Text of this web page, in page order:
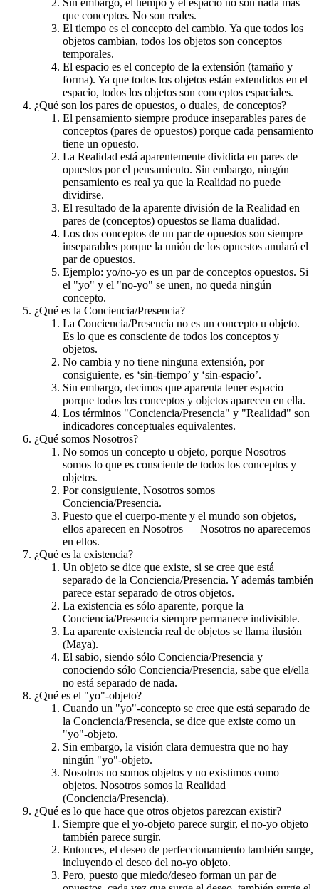
que conceptos. No son reales.
El tiempo es el concepto del cambio. Ya que todos los
objetos cambian, todos los objetos son conceptos
temporales.
El espacio es el concepto de la extensión (tamaño y
forma). Ya que todos los objetos están extendidos en el
espacio, todos los objetos son conceptos espaciales.
¿Qué son los pares de opuestos, o duales, de conceptos?
El pensamiento siempre produce inseparables pares de
conceptos (pares de opuestos) porque cada pensamiento
tiene un opuesto.
La Realidad está aparentemente dividida en pares de
opuestos por el pensamiento. Sin embargo, ningún
pensamiento es real ya que la Realidad no puede
dividirse.
El resultado de la aparente división de la Realidad en
pares de (conceptos) opuestos se llama dualidad.
Los dos conceptos de un par de opuestos son siempre
inseparables porque la unión de los opuestos anulará el
par de opuestos.
Ejemplo: yo/no-yo es un par de conceptos opuestos. Si
el "yo" y el "no-yo" se unen, no queda ningún
concepto.
¿Qué es la Conciencia/Presencia?
La Conciencia/Presencia no es un concepto u objeto.
Es lo que es consciente de todos los conceptos y
objetos.
No cambia y no tiene ninguna extensión, por
consiguiente, es ‘sin-tiempo’ y ‘sin-espacio’.
Sin embargo, decimos que aparenta tener espacio
porque todos los conceptos y objetos aparecen en ella.
Los términos "Conciencia/Presencia" y "Realidad" son
indicadores conceptuales equivalentes.
¿Qué somos Nosotros?
No somos un concepto u objeto, porque Nosotros
somos lo que es consciente de todos los conceptos y
objetos.
Por consiguiente, Nosotros somos
Conciencia/Presencia.
Puesto que el cuerpo-mente y el mundo son objetos,
ellos aparecen en Nosotros — Nosotros no aparecemos
en ellos.
¿Qué es la existencia?
Un objeto se dice que existe, si se cree que está
separado de la Conciencia/Presencia. Y además también
parece estar separado de otros objetos.
La existencia es sólo aparente, porque la
Conciencia/Presencia siempre permanece indivisible.
La aparente existencia real de objetos se llama ilusión
(Maya).
El sabio, siendo sólo Conciencia/Presencia y
conociendo sólo Conciencia/Presencia, sabe que el/ella
no está separado de nada.
¿Qué es el "yo"-objeto?
Cuando un "yo"-concepto se cree que está separado de
la Conciencia/Presencia, se dice que existe como un
"yo"-objeto.
Sin embargo, la visión clara demuestra que no hay
ningún "yo"-objeto.
Nosotros no somos objetos y no existimos como
objetos. Nosotros somos la Realidad
(Conciencia/Presencia).
¿Qué es lo que hace que otros objetos parezcan existir?
Siempre que el yo-objeto parece surgir, el no-yo objeto
también parece surgir.
Entonces, el deseo de perfeccionamiento también surge,
incluyendo el deseo del no-yo objeto.
Pero, puesto que miedo/deseo forman un par de